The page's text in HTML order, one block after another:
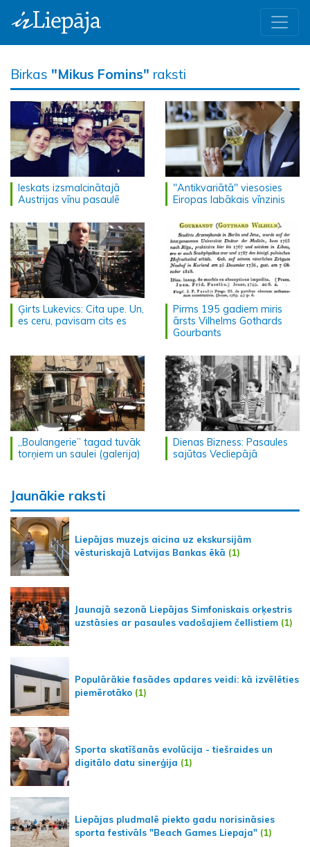
Birkas "Mikus Fomins" raksti
Ieskats izsmalcinātajā
Austrijas vīnu pasaulē
"Antikvariātā" viesosies
Eiropas labākais vīnzinis
Ģirts Lukevics: Cita upe. Un,
es ceru, pavisam cits es
Pirms 195 gadiem miris
ārsts Vilhelms Gothards
Gourbants
„Boulangerie” tagad tuvāk
torņiem un saulei (galerija)
Dienas Bizness: Pasaules
sajūtas Vecliepājā
Jaunākie raksti
Liepājas muzejs aicina uz ekskursijām
vēsturiskajā Latvijas Bankas ēkā (1)
Jaunajā sezonā Liepājas Simfoniskais orķestris
uzstāsies ar pasaules vadošajiem čellistiem (1)
Populārākie fasādes apdares veidi: kā izvēlēties
piemērotāko (1)
Sporta skatīšanās evolūcija - tiešraides un
digitālo datu sinerģija (1)
Liepājas pludmalē piekto gadu norisināsies
sporta festivāls "Beach Games Liepaja" (1)